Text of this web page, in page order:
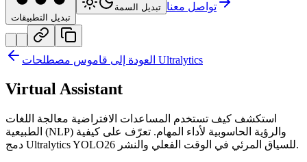
تبديل التطبيقات
تبديل السمة تواصل معنا
العودة إلى قاموس مصطلحات Ultralytics
Virtual Assistant
استكشف كيف تستخدم المساعدات الافتراضية معالجة اللغات
الطبيعية (NLP) والرؤية الحاسوبية لأداء المهام. تعرّف على كيفية
دمج Ultralytics YOLO26 للسياق المرئي في الوقت الفعلي والنشر.